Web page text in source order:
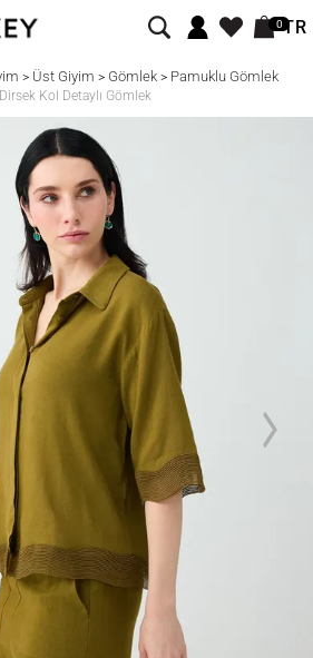
0TR
> Üst Giyim > Gömlek> Pamuklu Gömlek
Kol Detaylı Gömlek